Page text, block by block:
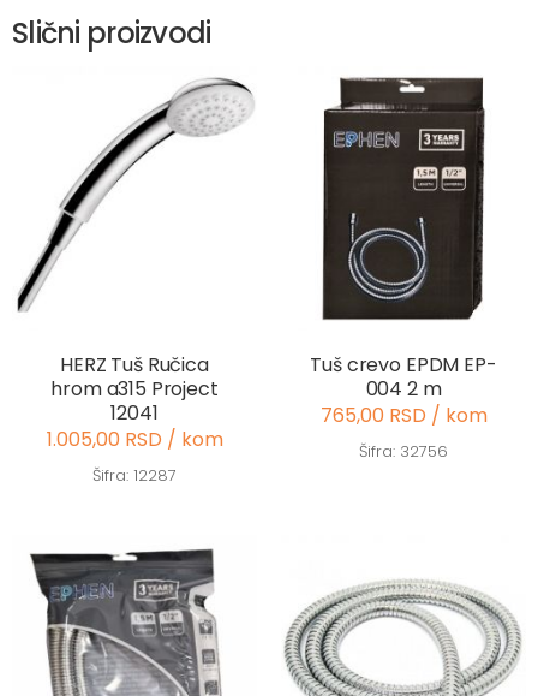
Slični proizvodi
HERZ Tuš Ručica
hrom a315 Project
12041
1.005,00 RSD / kom
Šifra: 12287
Tuš crevo EPDM EP-
004 2 m
765,00 RSD / kom
Šifra: 32756